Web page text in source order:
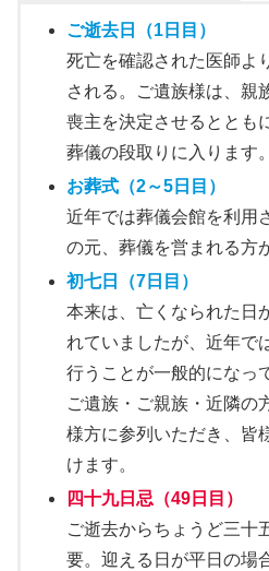
ご逝去日
（1日目）
死亡を確認された医師よ
される。ご遺族様は、親
喪主を決定させるととも
葬儀の段取りに入ります。
お葬式（2～5日目）
近年では葬儀会館を利用
の元、葬儀を営まれる方
初七日
（7日目）
本来は、亡くなられた日
れていましたが、近年で
行うことが一般的になっ
ご遺族・ご親族・近隣の
様方に参列いただき、皆
けます。
四十九日忌 （49日目 ）
ご逝去からちょうど三十
要。迎える日が平日の場